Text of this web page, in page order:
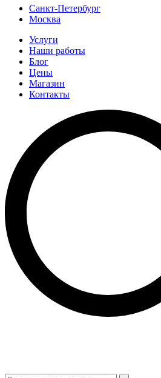
Санкт-Петербург
Москва
Услуги
Наши работы
Блог
Цены
Магазин
Контакты